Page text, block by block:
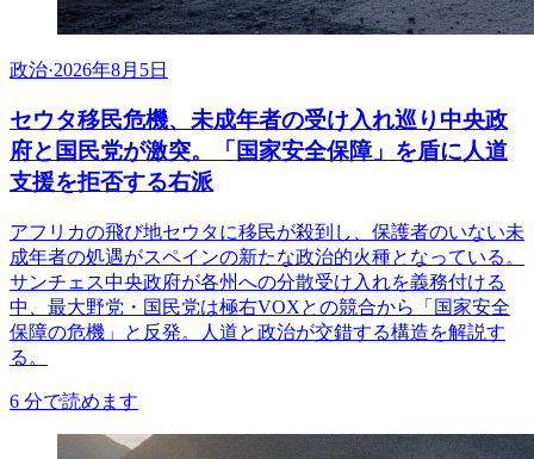
政治·2026年8月5日
セウタ移民危機、未成年者の受け入れ巡り中央政
府と国民党が激突。「国家安全保障」を盾に人道
支援を拒否する右派
アフリカの飛び地セウタに移民が殺到し、保護者のいない未
成年者の処遇がスペインの新たな政治的火種となっている。
サンチェス中央政府が各州への分散受け入れを義務付ける
中、最大野党・国民党は極右VOXとの競合から「国家安全
保障の危機」と反発。人道と政治が交錯する構造を解説す
る。
6 分で読めます